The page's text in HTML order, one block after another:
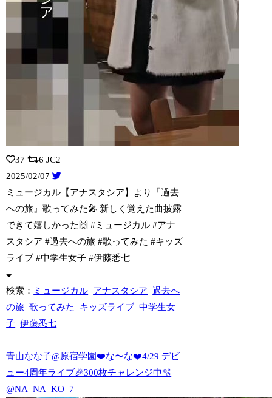
37 6 JC2
2025/02/07
ミュージカル【アナスタシア】より『過去
への旅』歌ってみた🎤 新しく覚えた曲披露
できて嬉しかった🙌 #ミュージカル #アナ
スタシア #過去への旅 #歌ってみた #キッズ
ライブ #中学生女子 #伊藤悉七
検索： ミュージカル アナスタシア 過去へ
の旅 歌ってみた キッズライブ 中学生女
子 伊藤悉七
青山なな子@原宿学園❤️な〜な❤️4/29 デビ
ュー4周年ライブ🎉300枚チャレンジ中🫧
@NA_NA_KO_7